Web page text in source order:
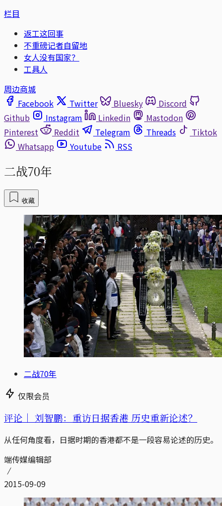
栏目
返工这回事
不重磅记者自留地
女人没有国家？
工具人
周边商城
Facebook
Twitter Bluesky
Discord
Github
Instagram Linkedin
Mastodon
Pinterest
Reddit Telegram Threads
Tiktok
Whatsapp
Youtube RSS
二战70年
收藏
二战70年
仅限会员
评论｜ 刘智鹏：重访日据香港 历史重新论述？
从任何角度看，日据时期的香港都不是一段容易论述的历史。
端传媒编辑部
2015-09-09